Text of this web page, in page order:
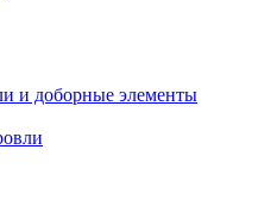
и доборные элементы